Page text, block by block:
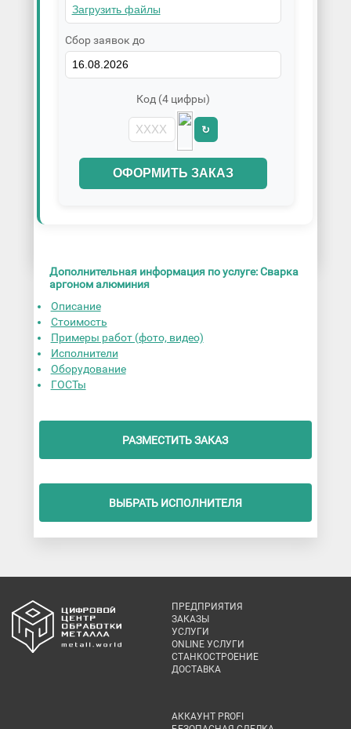
Сбор заявок до
Код (4 цифры)
↻
ОФОРМИТЬ ЗАКАЗ
Дополнительная информация по услуге: Сварка
аргоном алюминия
Описание
Стоимость
Примеры работ (фото, видео)
Исполнители
Оборудование
ГОСТы
РАЗМЕСТИТЬ ЗАКАЗ
ВЫБРАТЬ ИСПОЛНИТЕЛЯ
ПРЕДПРИЯТИЯ
ЗАКАЗЫ
УСЛУГИ
ONLINE УСЛУГИ
СТАНКОСТРОЕНИЕ
ДОСТАВКА
АККАУНТ PROFI